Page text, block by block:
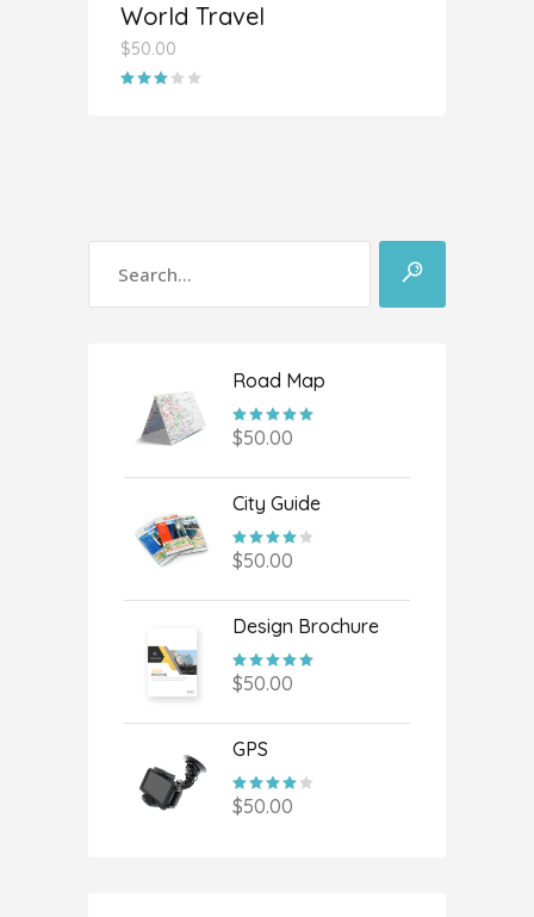
World Travel
$50.00
Road Map
con
5.00
$50.00
City Guide
con
4.00
$50.00
Design Brochure
con
5.00
$50.00
GPS
con
4.00
$50.00